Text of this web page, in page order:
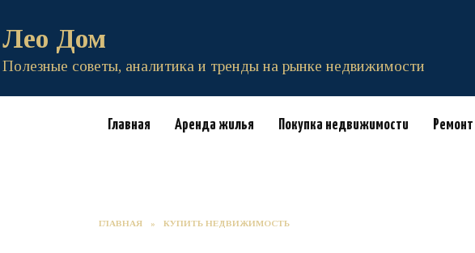
содержанию
Лео Дом
Полезные советы, аналитика и тренды на рынке недвижимости
Главная Аренда жилья Покупка недвижимости
ГЛАВНАЯ » КУПИТЬ НЕДВИЖИМОСТЬ